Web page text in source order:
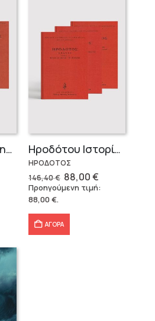
Σειρά Θουκυδίδης – Δεμένο (4 τόμοι) Ηροδότου Ιστορίαι – Δεμένο (4 τόμοι)
ΗΡΟΔΟΤΟΣ
146,40€ Original
price
was:
88,00€Η
τρέχουσα
τιμή
Προηγούμενη τιμή:
88,00€.
ΑΓΟΡΑ